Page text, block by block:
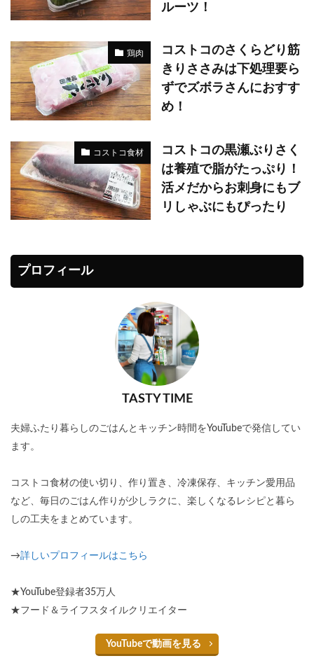
ルーツ！
鶏肉
コストコのさくらどり筋
きりささみは下処理要ら
ずでズボラさんにおすす
め！
コストコ食材
コストコの黒瀬ぶりさく
は養殖で脂がたっぷり！
活メだからお刺身にもブ
リしゃぶにもぴったり
プロフィール
TASTY TIME
夫婦ふたり暮らしのごはんとキッチン時間をYouTubeで発信してい
ます。
コストコ食材の使い切り、作り置き、冷凍保存、キッチン愛用品
など、毎日のごはん作りが少しラクに、楽しくなるレシピと暮ら
しの工夫をまとめています。
→詳しいプロフィールはこちら
★YouTube登録者35万人
★フード＆ライフスタイルクリエイター
YouTubeで動画を見る